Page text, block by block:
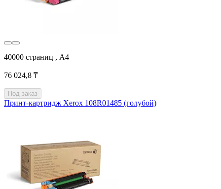
40000 страниц , А4
76 024,8 ₸
Под заказ
Принт-картридж Xerox 108R01485 (голубой)